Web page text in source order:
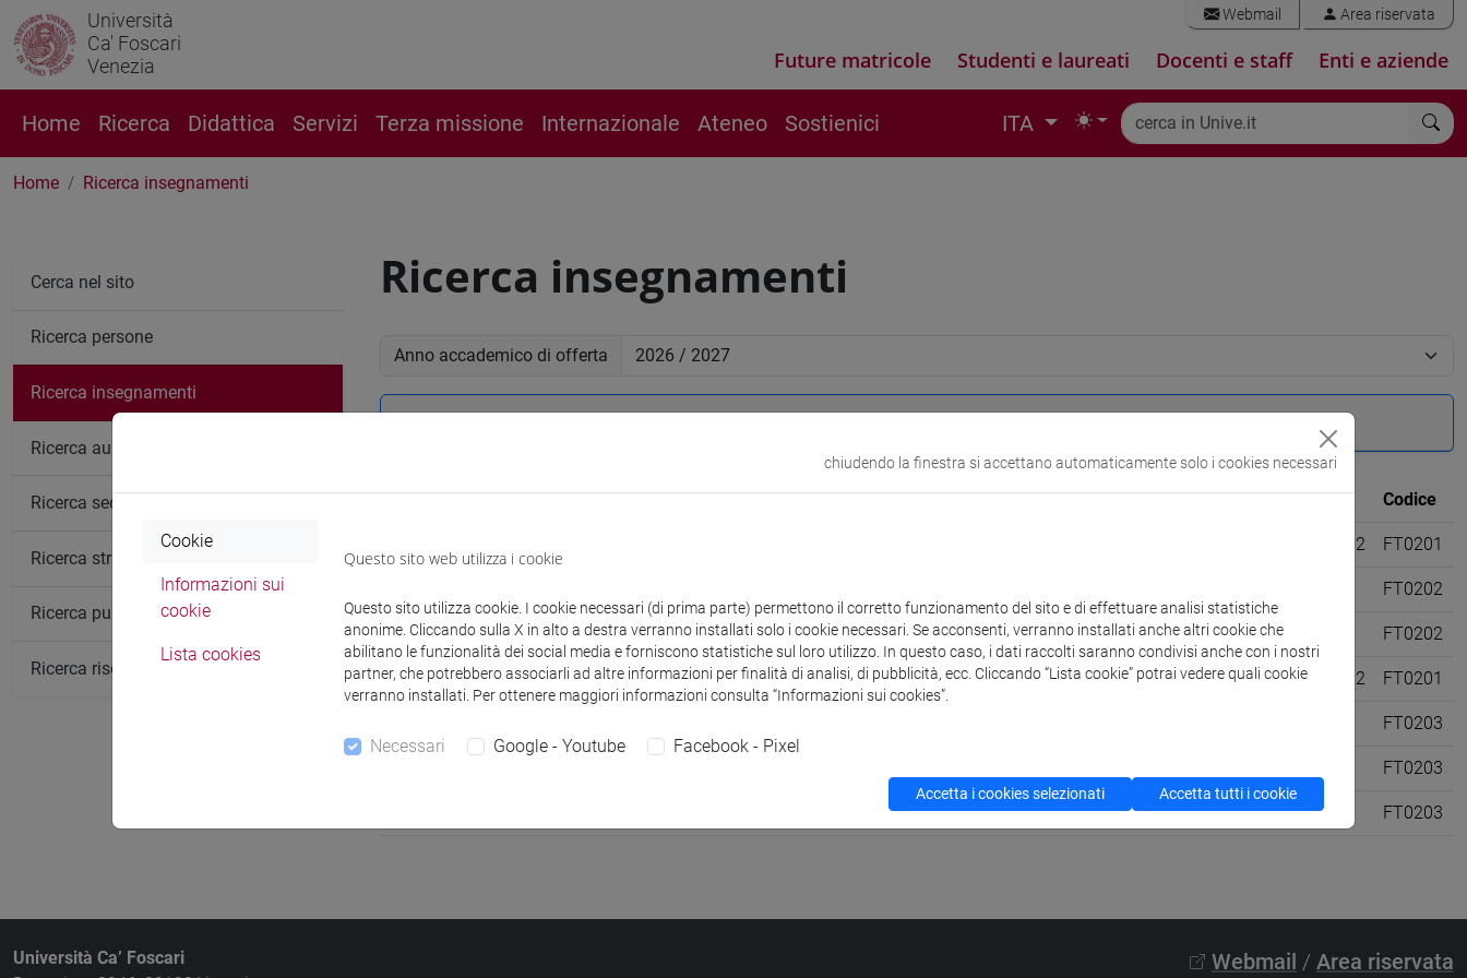
Università
Ca' Foscari
Venezia
Webmail Area riservata
Future matricole Studenti e laureati Docenti e staff Enti e aziende
Home Ricerca Didattica Servizi Terza missione Internazionale Ateneo Sostienici ITA
Home Ricerca insegnamenti
Ricerca insegnamenti
Anno accademico di offerta
Ricerca avanzata
Insegnamento Sede CFU Codice
6 su 12 FT0201
FT0202
STORIA DEL VICINO ORIENTE ANTICO I-storia [FTR5] VENEZIA FT0202
STORIA DEL VICINO ORIENTE ANTICO II-conservazione e gestione dei beni e delle attività culturali [FT1] VENEZIA 6 su 12 FT0201
FT0203
FT0203
VENEZIA 6 FT0203
Cerca nel sito
Ricerca persone
Ricerca insegnamenti
Ricerca aule
Ricerca sedi
Ricerca strutture
Ricerca pubblicazioni
Ricerca risorse bibliografiche
Università Ca’ Foscari
Webmail / Area riservata
chiudendo la finestra si accettano automaticamente solo i cookies necessari
Cookie
Informazioni sui
cookie
Lista cookies
Questo sito web utilizza i cookie
Questo sito utilizza cookie. I cookie necessari (di prima parte) permettono il corretto funzionamento del sito e di effettuare analisi statistiche
anonime. Cliccando sulla X in alto a destra verranno installati solo i cookie necessari. Se acconsenti, verranno installati anche altri cookie che
abilitano le funzionalità dei social media e forniscono statistiche sul loro utilizzo. In questo caso, i dati raccolti saranno condivisi anche con i nostri
partner, che potrebbero associarli ad altre informazioni per finalità di analisi, di pubblicità, ecc. Cliccando “Lista cookie” potrai vedere quali cookie
verranno installati. Per ottenere maggiori informazioni consulta “Informazioni sui cookies”.
Necessari Google - Youtube Facebook - Pixel
Accetta i cookies selezionati Accetta tutti i cookie